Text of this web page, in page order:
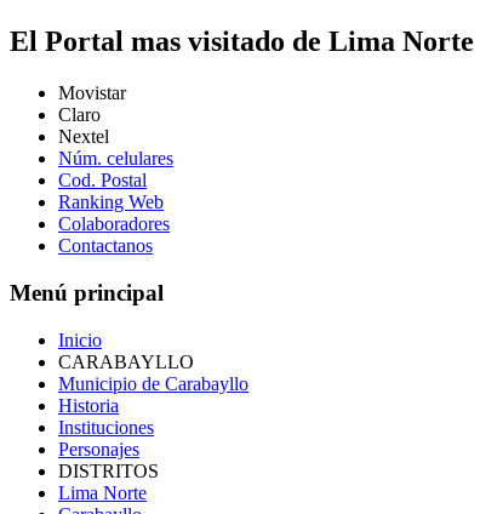
El Portal mas visitado de Lima Norte
Movistar
Claro
Nextel
Núm. celulares
Cod. Postal
Ranking Web
Colaboradores
Contactanos
Menú principal
Inicio
CARABAYLLO
Municipio de Carabayllo
Historia
Instituciones
Personajes
DISTRITOS
Lima Norte